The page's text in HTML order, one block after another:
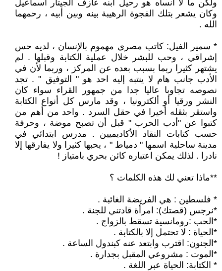
ولكن ما لا أنساه هو رحيل ابنه عازف الجيتار اسماعيل
وكان يشعر بتلك الفجوة الرهيبة بينه وبين أبيه ، رحمهما
الله .
* سمير الفيل: كاتب مصري مهموم بالإنسان ، لديه حس
إشراقي ، وحب للبشر خلال عملية الكتابة وقبلها . لم
يشتهر كثيرا ربما بسبب بعده عن المركز ، وربما لأن في
الأدب جانب هام لا ينتبه إليه احد هو " التوفيق " . تجد
نصوصه تجاوبا عاليا جدا من جمهور القراء سواء كان
النشر ورقيا أو ألكترونيا ، وقد مارس كل أنواع الكتابة
واستقر بثقله أخيرا في حقل السرد . واحد من أهم من
كتبوا عن "أدب الحرب " قبل أن تصبح موضة ، وحرفة
حسب كتابات النقاد الأكاديميين . مدرس ابتدائي في
مدينة ساحلية اسمها " دمياط " ، يحبها كثيرا ولا يفارقها إلا
نادرا . لذلك يمكن اعتباره كائن بحري بامتياز !
**ماذا تعني لك هذه الكلمات ؟
* فلسطين : هي الفريضة الغائبة .
*نرجس (قصتك): امرأة قادتني للجنة .
*الحب :رومانسية تسقط بالزواج .
*الحياة : لا تحتمل إلا بالكتابة .
*الجنون: اقترب وابتعد عنه كبندول الساعة .
*الموت : مشروعي المقبل بجدارة .
* الكتابة: الحياة عبر اللغة .